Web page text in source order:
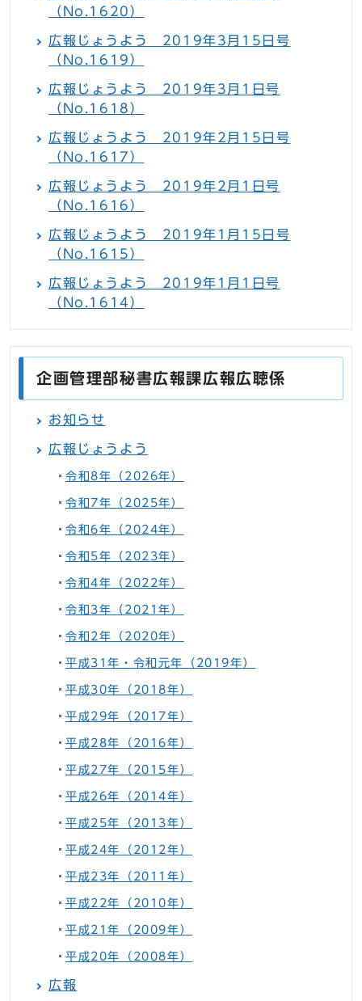
（No.1620）
広報じょうよう 2019年3月15日号
（No.1619）
広報じょうよう 2019年3月1日号
（No.1618）
広報じょうよう 2019年2月15日号
（No.1617）
広報じょうよう 2019年2月1日号
（No.1616）
広報じょうよう 2019年1月15日号
（No.1615）
広報じょうよう 2019年1月1日号
（No.1614）
企画管理部秘書広報課広報広聴係
お知らせ
広報じょうよう
令和8年（2026年）
令和7年（2025年）
令和6年（2024年）
令和5年（2023年）
令和4年（2022年）
令和3年（2021年）
令和2年（2020年）
平成31年・令和元年（2019年）
平成30年（2018年）
平成29年（2017年）
平成28年（2016年）
平成27年（2015年）
平成26年（2014年）
平成25年（2013年）
平成24年（2012年）
平成23年（2011年）
平成22年（2010年）
平成21年（2009年）
平成20年（2008年）
広報